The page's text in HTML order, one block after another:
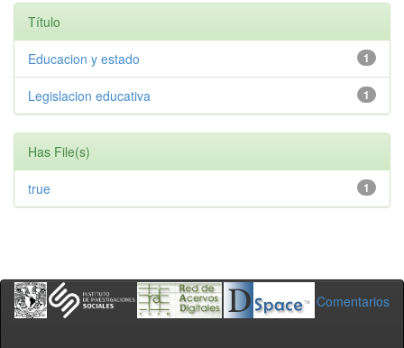
Título
1
Educacion y estado
1
Legislacion educativa
Has File(s)
1
true
Comentarios